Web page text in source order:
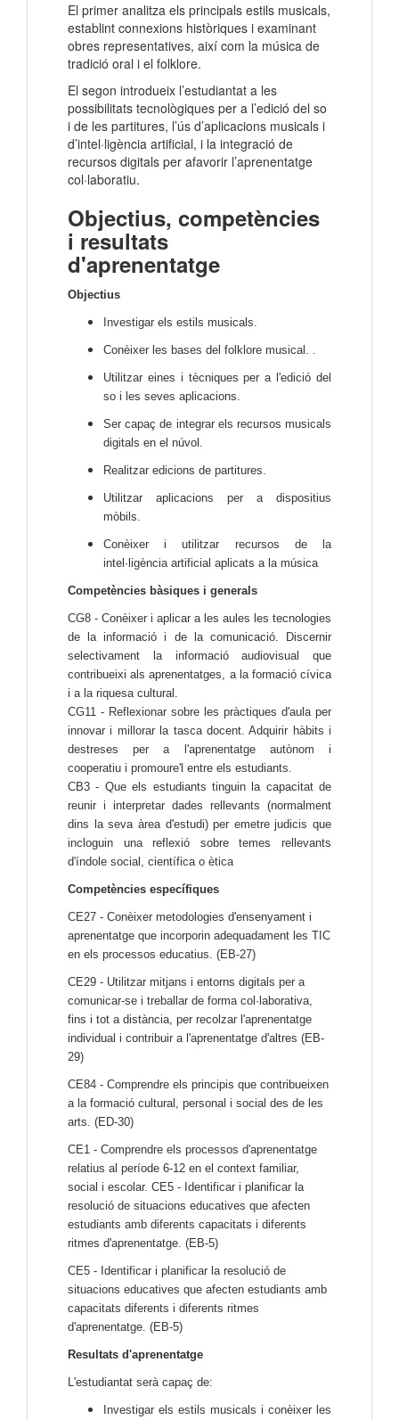
El primer analitza els principals estils musicals,
establint connexions històriques i examinant
obres representatives, així com la música de
tradició oral i el folklore.
El segon introdueix l’estudiantat a les
possibilitats tecnològiques per a l’edició del so
i de les partitures, l’ús d’aplicacions musicals i
d’intel·ligència artificial, i la integració de
recursos digitals per afavorir l’aprenentatge
col·laboratiu.
Objectius, competències
i resultats
d'aprenentatge
Objectius
Investigar els estils musicals.
Conèixer les bases del folklore musical. .
Utilitzar eines i tècniques per a l'edició del
so i les seves aplicacions.
Ser capaç de integrar els recursos musicals
digitals en el núvol.
Realitzar edicions de partitures.
Utilitzar aplicacions per a dispositius
mòbils.
Conèixer i utilitzar recursos de la
intel·ligència artificial aplicats a la música
Competències bàsiques i generals
CG8 - Conèixer i aplicar a les aules les tecnologies
de la informació i de la comunicació. Discernir
selectivament la informació audiovisual que
contribueixi als aprenentatges, a la formació cívica
i a la riquesa cultural.
CG11 - Reflexionar sobre les pràctiques d'aula per
innovar i millorar la tasca docent. Adquirir hàbits i
destreses per a l'aprenentatge autònom i
cooperatiu i promoure'l entre els estudiants.
CB3 - Que els estudiants tinguin la capacitat de
reunir i interpretar dades rellevants (normalment
dins la seva àrea d'estudi) per emetre judicis que
incloguin una reflexió sobre temes rellevants
d'índole social, científica o ètica
Competències específiques
CE27 - Conèixer metodologies d'ensenyament i
aprenentatge que incorporin adequadament les TIC
en els processos educatius. (EB-27)
CE29 - Utilitzar mitjans i entorns digitals per a
comunicar-se i treballar de forma col·laborativa,
fins i tot a distància, per recolzar l'aprenentatge
individual i contribuir a l'aprenentatge d'altres (EB-
29)
CE84 - Comprendre els principis que contribueixen
a la formació cultural, personal i social des de les
arts. (ED-30)
CE1 - Comprendre els processos d'aprenentatge
relatius al període 6-12 en el context familiar,
social i escolar. CE5 - Identificar i planificar la
resolució de situacions educatives que afecten
estudiants amb diferents capacitats i diferents
ritmes d'aprenentatge. (EB-5)
CE5 - Identificar i planificar la resolució de
situacions educatives que afecten estudiants amb
capacitats diferents i diferents ritmes
d'aprenentatge. (EB-5)
Resultats d'aprenentatge
L'estudiantat serà capaç de:
Investigar els estils musicals i conèixer les